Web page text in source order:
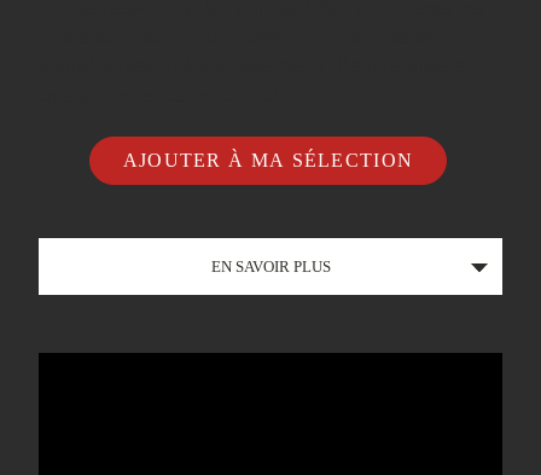
AJOUTER À MA SÉLECTION
EN SAVOIR PLUS